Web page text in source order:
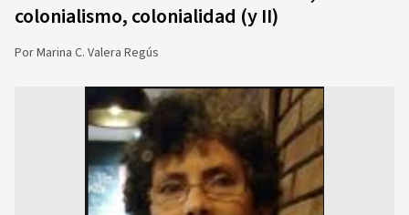
colonialismo, colonialidad (y II)
PorMarina C. Valera Regús